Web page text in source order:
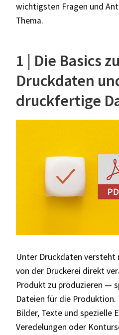
wichtigsten Fragen und
Thema.
1 | Die Basics
Druckdaten
druckfertige
Unter Druckdaten versteht
von der Druckerei direkt
Produkt zu produzieren —
Dateien für die Produktion.
Bilder, Texte und spezielle
Veredelungen oder